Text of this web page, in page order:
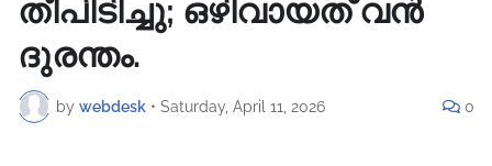
തീപിടിച്ചു; ഒഴിവായത് വൻ
ദുരന്തം.
by webdesk • Saturday, April 11, 2026 0